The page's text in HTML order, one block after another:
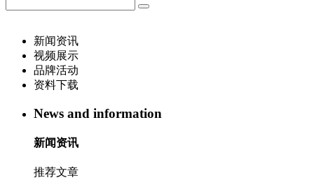
新闻资讯
视频展示
品牌活动
资料下载
News and information
新闻资讯
推荐文章